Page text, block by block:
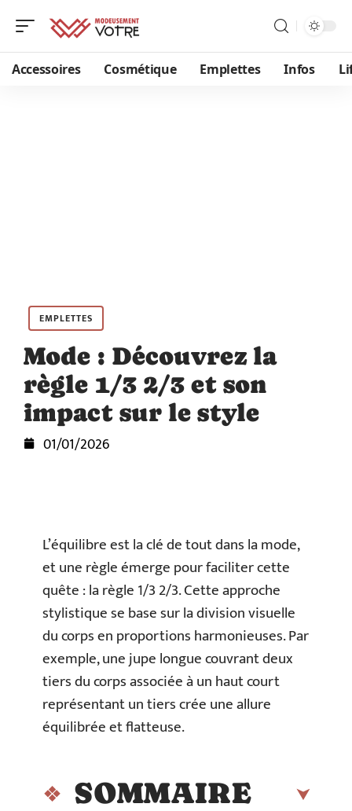
Accessoires Cosmétique Emplettes Infos
EMPLETTES
Mode : Découvrez la
règle 1/3 2/3 et son
impact sur le style
01/01/2026
L’équilibre est la clé de tout dans la mode,
et une règle émerge pour faciliter cette
quête : la règle 1/3 2/3. Cette approche
stylistique se base sur la division visuelle
du corps en proportions harmonieuses. Par
exemple, une jupe longue couvrant deux
tiers du corps associée à un haut court
représentant un tiers crée une allure
équilibrée et flatteuse.
SOMMAIRE